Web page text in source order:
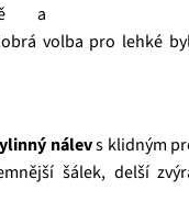
a
volba pro lehké
nálevs klidným
šálek, delší